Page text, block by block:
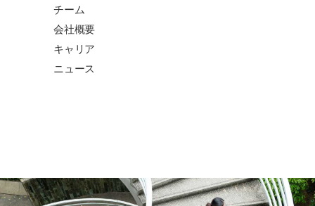
チーム
会社概要
キャリア
ニュース